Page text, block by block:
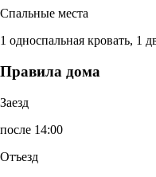
Спальные места
1 односпальная кровать, 1
Правила дома
Заезд
после 14:00
Отъезд